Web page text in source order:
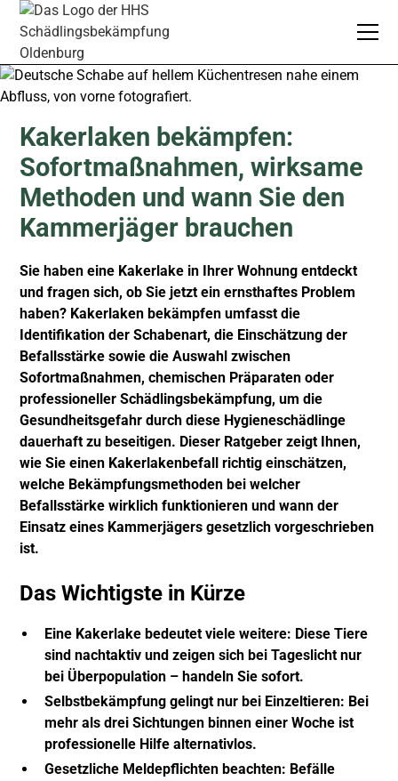
Kakerlaken bekämpfen:
Sofortmaßnahmen, wirksame
Methoden und wann Sie den
Kammerjäger brauchen
Sie haben eine Kakerlake in Ihrer Wohnung entdeckt
und fragen sich, ob Sie jetzt ein ernsthaftes Problem
haben? Kakerlaken bekämpfen umfasst die
Identifikation der Schabenart, die Einschätzung der
Befallsstärke sowie die Auswahl zwischen
Sofortmaßnahmen, chemischen Präparaten oder
professioneller Schädlingsbekämpfung, um die
Gesundheitsgefahr durch diese Hygieneschädlinge
dauerhaft zu beseitigen. Dieser Ratgeber zeigt Ihnen,
wie Sie einen Kakerlakenbefall richtig einschätzen,
welche Bekämpfungsmethoden bei welcher
Befallsstärke wirklich funktionieren und wann der
Einsatz eines Kammerjägers gesetzlich vorgeschrieben
ist.
Das Wichtigste in Kürze
Eine Kakerlake bedeutet viele weitere: Diese Tiere
sind nachtaktiv und zeigen sich bei Tageslicht nur
bei Überpopulation – handeln Sie sofort.
Selbstbekämpfung gelingt nur bei Einzeltieren: Bei
mehr als drei Sichtungen binnen einer Woche ist
professionelle Hilfe alternativlos.
Gesetzliche Meldepflichten beachten: Befälle